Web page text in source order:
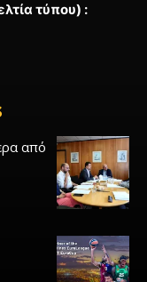
τύπου) :
από